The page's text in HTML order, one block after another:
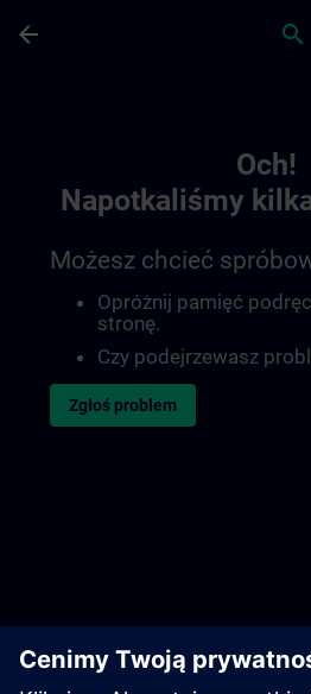
arrow_back search
Och!
Napotkaliśmy
Możesz chcieć
Opróżnij pamięć
stronę.
Czy podejrzewasz
Zgłoś problem